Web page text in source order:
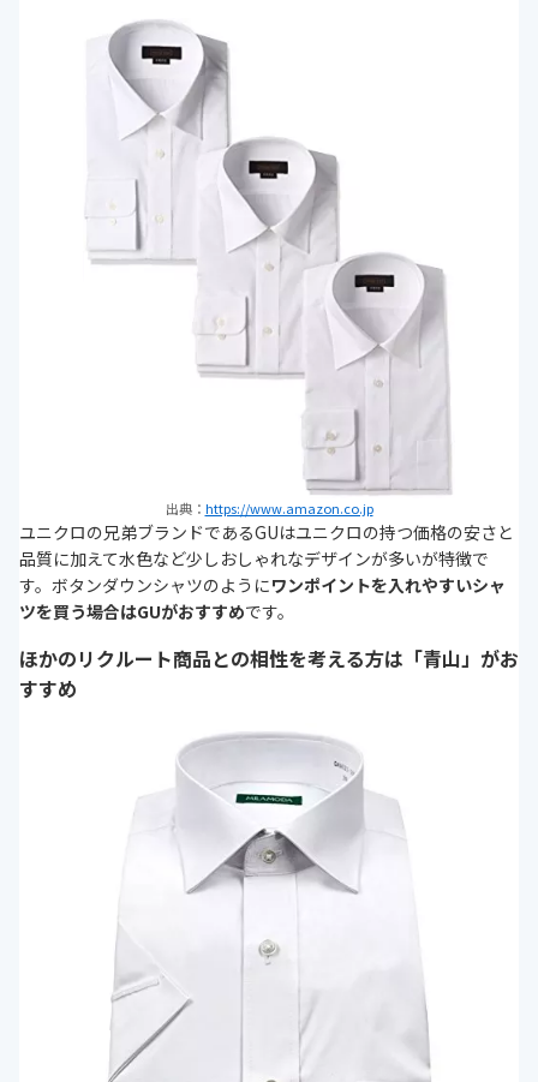
出典： https://www.amazon.co.jp
ユニクロの兄弟ブランドであるGUはユニクロの持つ価格の安さと
品質に加えて水色など少しおしゃれなデザインが多いが特徴で
す。ボタンダウンシャツのようにワンポイントを入れやすいシャ
ツを買う場合はGUがおすすめです。
ほかのリクルート商品との相性を考える方は「青山」がお
すすめ